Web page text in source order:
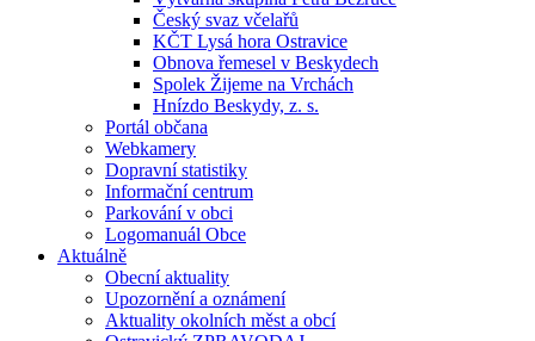
Český svaz včelařů
KČT Lysá hora Ostravice
Obnova řemesel v Beskydech
Spolek Žijeme na Vrchách
Hnízdo Beskydy, z. s.
Portál občana
Webkamery
Dopravní statistiky
Informační centrum
Parkování v obci
Logomanuál Obce
Aktuálně
Obecní aktuality
Upozornění a oznámení
Aktuality okolních měst a obcí